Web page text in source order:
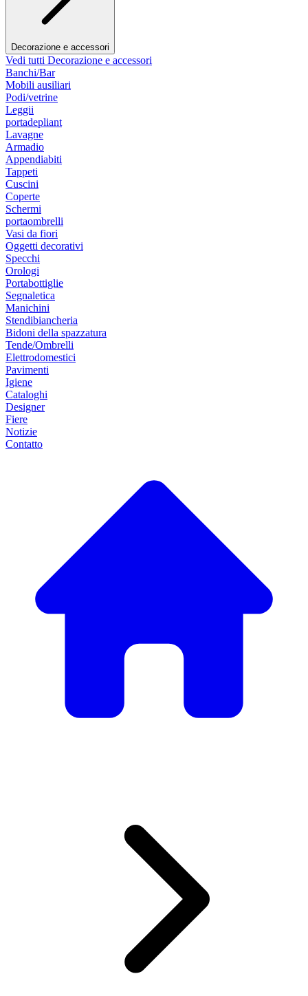
Decorazione e accessori
Vedi tutti Decorazione e accessori
Banchi/Bar
Mobili ausiliari
Podi/vetrine
Leggii
portadepliant
Lavagne
Armadio
Appendiabiti
Tappeti
Cuscini
Coperte
Schermi
portaombrelli
Vasi da fiori
Oggetti decorativi
Specchi
Orologi
Portabottiglie
Segnaletica
Manichini
Stendibiancheria
Bidoni della spazzatura
Tende/Ombrelli
Elettrodomestici
Pavimenti
Igiene
Cataloghi
Designer
Fiere
Notizie
Contatto